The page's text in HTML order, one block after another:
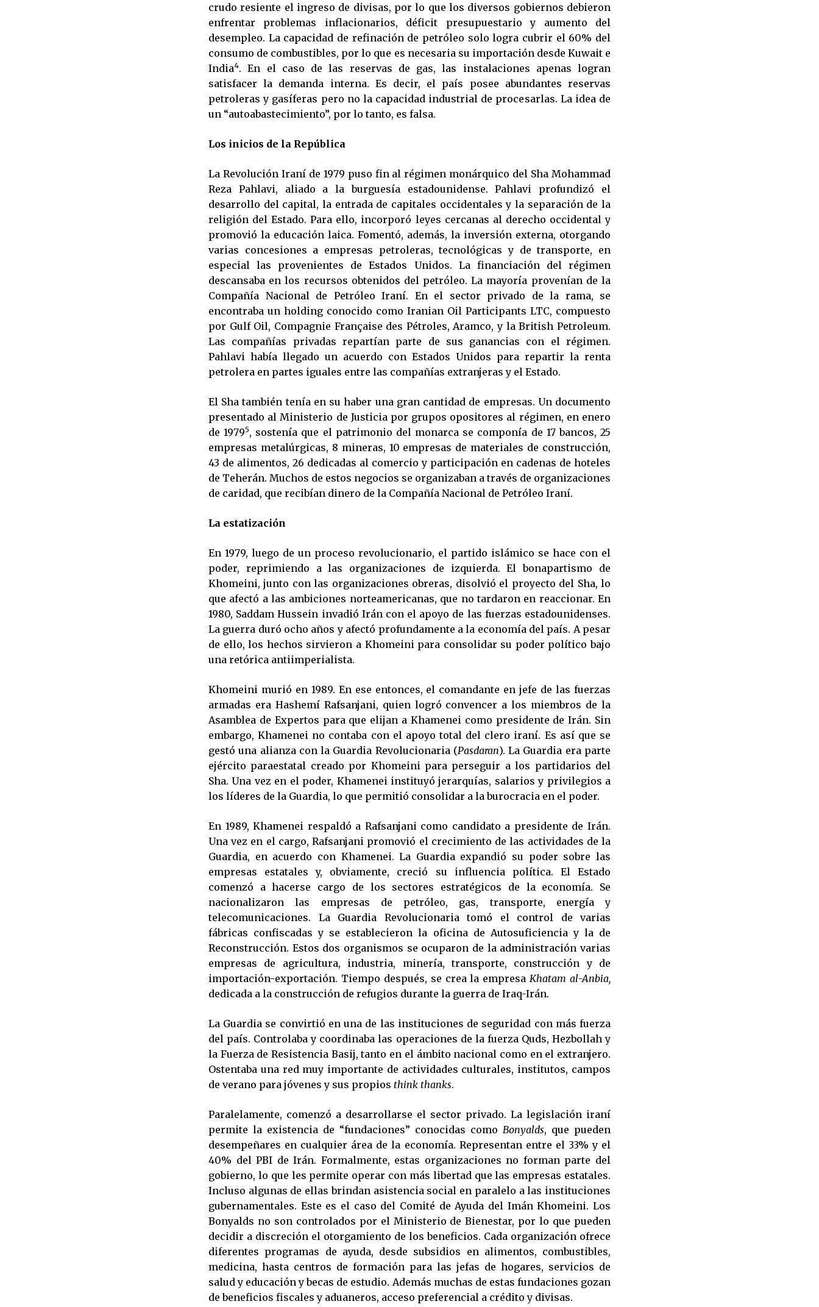
crudo resiente el ingreso de divisas, por lo que los diversos gobiernos debieron
enfrentar problemas inflacionarios, déficit presupuestario y aumento del
desempleo. La capacidad de refinación de petróleo solo logra cubrir el 60% del
consumo de combustibles, por lo que es necesaria su importación desde Kuwait e
India4. En el caso de las reservas de gas, las instalaciones apenas logran
satisfacer la demanda interna. Es decir, el país posee abundantes reservas
petroleras y gasíferas pero no la capacidad industrial de procesarlas. La idea de
un “autoabastecimiento”, por lo tanto, es falsa.
Los inicios de la República
La Revolución Iraní de 1979 puso fin al régimen monárquico del Sha Mohammad
Reza Pahlavi, aliado a la burguesía estadounidense. Pahlavi profundizó el
desarrollo del capital, la entrada de capitales occidentales y la separación de la
religión del Estado. Para ello, incorporó leyes cercanas al derecho occidental y
promovió la educación laica. Fomentó, además, la inversión externa, otorgando
varias concesiones a empresas petroleras, tecnológicas y de transporte, en
especial las provenientes de Estados Unidos. La financiación del régimen
descansaba en los recursos obtenidos del petróleo. La mayoría provenían de la
Compañía Nacional de Petróleo Iraní. En el sector privado de la rama, se
encontraba un holding conocido como Iranian Oil Participants LTC, compuesto
por Gulf Oil, Compagnie Française des Pétroles, Aramco, y la British Petroleum.
Las compañías privadas repartían parte de sus ganancias con el régimen.
Pahlavi había llegado un acuerdo con Estados Unidos para repartir la renta
petrolera en partes iguales entre las compañías extranjeras y el Estado.
El Sha también tenía en su haber una gran cantidad de empresas. Un documento
presentado al Ministerio de Justicia por grupos opositores al régimen, en enero
de 19795, sostenía que el patrimonio del monarca se componía de 17 bancos, 25
empresas metalúrgicas, 8 mineras, 10 empresas de materiales de construcción,
43 de alimentos, 26 dedicadas al comercio y participación en cadenas de hoteles
de Teherán. Muchos de estos negocios se organizaban a través de organizaciones
de caridad, que recibían dinero de la Compañía Nacional de Petróleo Iraní.
La estatización
En 1979, luego de un proceso revolucionario, el partido islámico se hace con el
poder, reprimiendo a las organizaciones de izquierda. El bonapartismo de
Khomeini, junto con las organizaciones obreras, disolvió el proyecto del Sha, lo
que afectó a las ambiciones norteamericanas, que no tardaron en reaccionar. En
1980, Saddam Hussein invadió Irán con el apoyo de las fuerzas estadounidenses.
La guerra duró ocho años y afectó profundamente a la economía del país. A pesar
de ello, los hechos sirvieron a Khomeini para consolidar su poder político bajo
una retórica antiimperialista.
Khomeini murió en 1989. En ese entonces, el comandante en jefe de las fuerzas
armadas era Hashemí Rafsanjani, quien logró convencer a los miembros de la
Asamblea de Expertos para que elijan a Khamenei como presidente de Irán. Sin
embargo, Khamenei no contaba con el apoyo total del clero iraní. Es así que se
gestó una alianza con la Guardia Revolucionaria (Pasdaran). La Guardia era parte
ejército paraestatal creado por Khomeini para perseguir a los partidarios del
Sha. Una vez en el poder, Khamenei instituyó jerarquías, salarios y privilegios a
los líderes de la Guardia, lo que permitió consolidar a la burocracia en el poder.
En 1989, Khamenei respaldó a Rafsanjani como candidato a presidente de Irán.
Una vez en el cargo, Rafsanjani promovió el crecimiento de las actividades de la
Guardia, en acuerdo con Khamenei. La Guardia expandió su poder sobre las
empresas estatales y, obviamente, creció su influencia política. El Estado
comenzó a hacerse cargo de los sectores estratégicos de la economía. Se
nacionalizaron las empresas de petróleo, gas, transporte, energía y
telecomunicaciones. La Guardia Revolucionaria tomó el control de varias
fábricas confiscadas y se establecieron la oficina de Autosuficiencia y la de
Reconstrucción. Estos dos organismos se ocuparon de la administración varias
empresas de agricultura, industria, minería, transporte, construcción y de
importación-exportación. Tiempo después, se crea la empresa Khatam al-Anbia,
dedicada a la construcción de refugios durante la guerra de Iraq-Irán.
La Guardia se convirtió en una de las instituciones de seguridad con más fuerza
del país. Controlaba y coordinaba las operaciones de la fuerza Quds, Hezbollah y
la Fuerza de Resistencia Basij, tanto en el ámbito nacional como en el extranjero.
Ostentaba una red muy importante de actividades culturales, institutos, campos
de verano para jóvenes y sus propios think thanks.
Paralelamente, comenzó a desarrollarse el sector privado. La legislación iraní
permite la existencia de “fundaciones” conocidas como Bonyalds, que pueden
desempeñares en cualquier área de la economía. Representan entre el 33% y el
40% del PBI de Irán. Formalmente, estas organizaciones no forman parte del
gobierno, lo que les permite operar con más libertad que las empresas estatales.
Incluso algunas de ellas brindan asistencia social en paralelo a las instituciones
gubernamentales. Este es el caso del Comité de Ayuda del Imán Khomeini. Los
Bonyalds no son controlados por el Ministerio de Bienestar, por lo que pueden
decidir a discreción el otorgamiento de los beneficios. Cada organización ofrece
diferentes programas de ayuda, desde subsidios en alimentos, combustibles,
medicina, hasta centros de formación para las jefas de hogares, servicios de
salud y educación y becas de estudio. Además muchas de estas fundaciones gozan
de beneficios fiscales y aduaneros, acceso preferencial a crédito y divisas.